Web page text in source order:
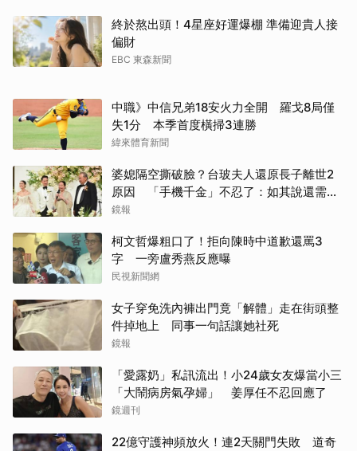
終於熬出頭！4星座好運爆棚 準備迎貴人接
偏財
EBC 東森新聞
中職》中信兄弟18安火力全開 羅戈8局僅
失1分 本季首度橫掃3連勝
緯來體育新聞
婆媳隔空撕破臉？台玻夫人還原長子離世2
原因 「手機千金」不忍了：如其說還需要
離開嗎？
鏡報
柯文哲爆粗口了！拒向陳時中道歉還罵3
字 一旁盧秀燕反應曝
民視新聞網
女子穿免洗內褲出門竟「解體」走在街頭整
件掉地上 同事一句話讓她社死
鏡報
「愛露奶」私訊流出！小24歲女友爆當小三
「大鬧病房氣孕婦」 姜厚任不忍回應了
鏡週刊
22億守護神頻放火！連2天關門失敗 道奇